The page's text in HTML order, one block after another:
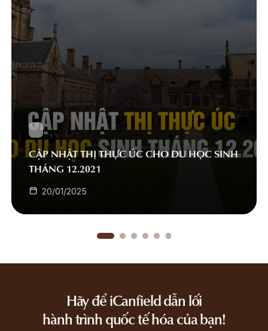
CẬP NHẬT THỊ THỰC ÚC CHO DU HỌC SINH
THÁNG 12.2021
20/01/2025
Hãy để iCanfield dẫn lối
hành trình quốc tế hóa của bạn!